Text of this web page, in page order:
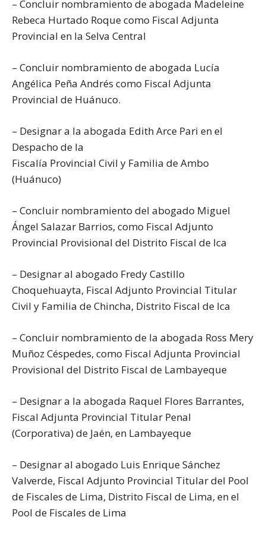
– Concluir nombramiento de abogada Madeleine
Rebeca Hurtado Roque como Fiscal Adjunta
Provincial en la Selva Central
– Concluir nombramiento de abogada Lucía
Angélica Peña Andrés como Fiscal Adjunta
Provincial de Huánuco.
– Designar a la abogada Edith Arce Pari en el
Despacho de la
Fiscalía Provincial Civil y Familia de Ambo
(Huánuco)
– Concluir nombramiento del abogado Miguel
Ángel Salazar Barrios, como Fiscal Adjunto
Provincial Provisional del Distrito Fiscal de Ica
– Designar al abogado Fredy Castillo
Choquehuayta, Fiscal Adjunto Provincial Titular
Civil y Familia de Chincha, Distrito Fiscal de Ica
– Concluir nombramiento de la abogada Ross Mery
Muñoz Céspedes, como Fiscal Adjunta Provincial
Provisional del Distrito Fiscal de Lambayeque
– Designar a la abogada Raquel Flores Barrantes,
Fiscal Adjunta Provincial Titular Penal
(Corporativa) de Jaén, en Lambayeque
– Designar al abogado Luis Enrique Sánchez
Valverde, Fiscal Adjunto Provincial Titular del Pool
de Fiscales de Lima, Distrito Fiscal de Lima, en el
Pool de Fiscales de Lima